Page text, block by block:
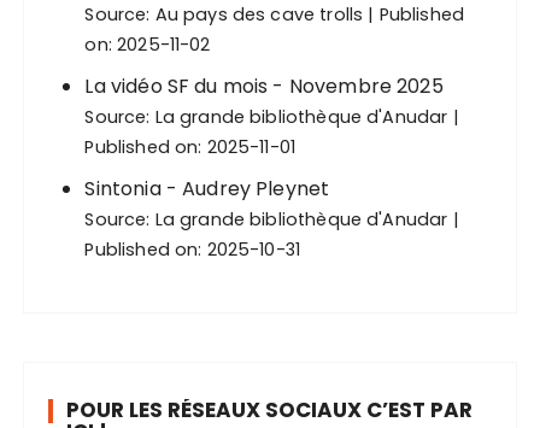
Source: Au pays des cave trolls
Published
on: 2025-11-02
La vidéo SF du mois - Novembre 2025
Source: La grande bibliothèque d'Anudar
Published on: 2025-11-01
Sintonia - Audrey Pleynet
Source: La grande bibliothèque d'Anudar
Published on: 2025-10-31
POUR LES RÉSEAUX SOCIAUX C’EST PAR